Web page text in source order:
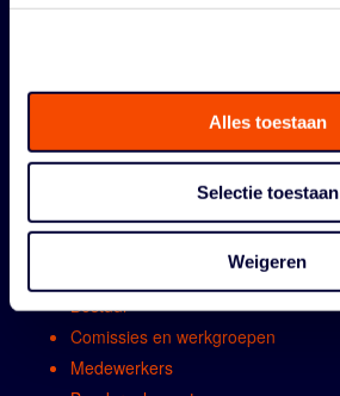
Alles toestaan
Selectie toestaan
Weigeren
ORGANISATIE
Algemene vergadring
Bestuur
Comissies en werkgroepen
Medewerkers